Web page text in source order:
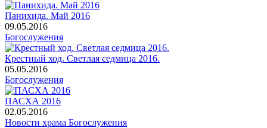
Панихида. Май 2016
09.05.2016
Богослужения
Крестный ход. Светлая седмица 2016.
05.05.2016
Богослужения
ПАСХА 2016
02.05.2016
Новости храма Богослужения